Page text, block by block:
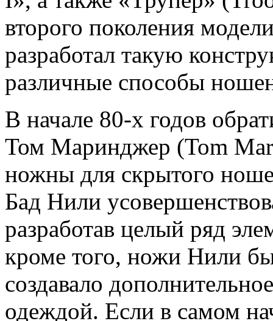
второго поколения
разработал такую
различные способы
В начале 80-х годов
Том Маринджер (Tom
ножны для скрытого
Бад Нили
разработав целый ряд
кроме того, ножи Нили
создавало
одеждой. Если в самом